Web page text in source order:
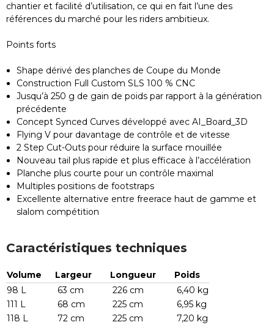
chantier et facilité d’utilisation, ce qui en fait l’une des
références du marché pour les riders ambitieux.
Points forts
Shape dérivé des planches de Coupe du Monde
Construction Full Custom SLS 100 % CNC
Jusqu’à 250 g de gain de poids par rapport à la génération
précédente
Concept Synced Curves développé avec AI_Board_3D
Flying V pour davantage de contrôle et de vitesse
2 Step Cut-Outs pour réduire la surface mouillée
Nouveau tail plus rapide et plus efficace à l’accélération
Planche plus courte pour un contrôle maximal
Multiples positions de footstraps
Excellente alternative entre freerace haut de gamme et
slalom compétition
Caractéristiques techniques
Volume Largeur Longueur
Poids
98 L
63 cm 226 cm
6,40 kg
111 L
68 cm 225 cm
6,95 kg
118 L
72 cm 225 cm
7,20 kg